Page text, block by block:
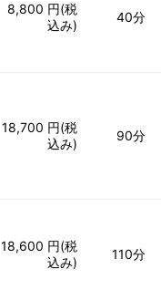
8,800 円(税
込み)
40分
18,700 円(税
込み)
90分
18,600 円(税
込み)
110分